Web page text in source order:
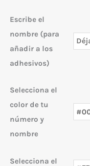
Escribe el
nombre (para
añadir a los
adhesivos)
Selecciona el
color de tu
número y
nombre
Selecciona el